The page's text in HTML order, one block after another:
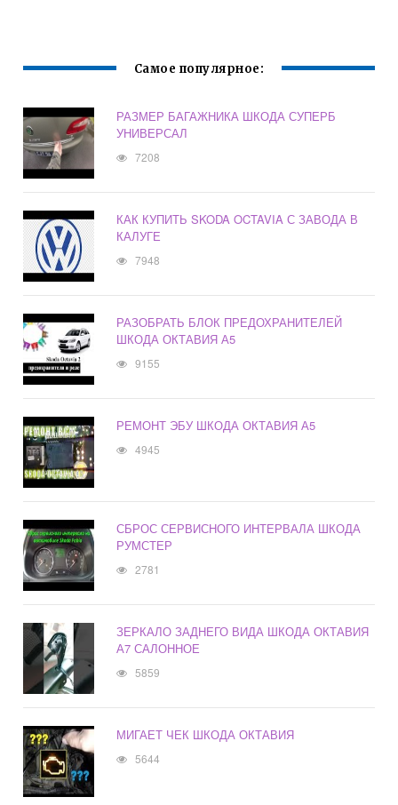
Самое популярное:
РАЗМЕР БАГАЖНИКА ШКОДА СУПЕРБ
УНИВЕРСАЛ
7208
КАК КУПИТЬ SKODA OCTAVIA С ЗАВОДА В
КАЛУГЕ
7948
РАЗОБРАТЬ БЛОК ПРЕДОХРАНИТЕЛЕЙ
ШКОДА ОКТАВИЯ А5
9155
РЕМОНТ ЭБУ ШКОДА ОКТАВИЯ А5
4945
СБРОС СЕРВИСНОГО ИНТЕРВАЛА ШКОДА
РУМСТЕР
2781
ЗЕРКАЛО ЗАДНЕГО ВИДА ШКОДА ОКТАВИЯ
А7 САЛОННОЕ
5859
МИГАЕТ ЧЕК ШКОДА ОКТАВИЯ
5644